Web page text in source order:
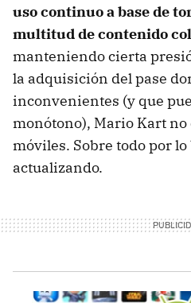
uso continuo a base de
multitud de contenido
manteniendo cierta
la adquisición del pase
inconvenientes (y que
monótono), Mario Kart no
móviles. Sobre todo por
actualizando.